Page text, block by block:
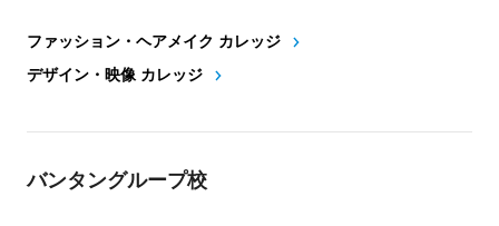
ファッション・ヘアメイク カレッジ
デザイン・映像 カレッジ
バンタングループ校